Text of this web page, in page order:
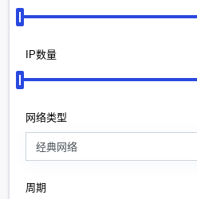
IP数量
网络类型
经典网络
周期